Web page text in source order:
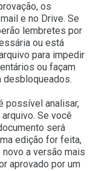
os
e no Drive. Se
lembretes por
ou está
para impedir
ou façam
desbloqueados.
possível analisar,
Se você
será
edição for feita,
a versão mais
aprovado por um